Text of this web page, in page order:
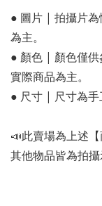
● 圖片 | 拍攝片為
為主。
● 顏色 | 顏色僅供
實際商品為主。
● 尺寸 | 尺寸為手
📣此賣場為上述
其他物品皆為拍